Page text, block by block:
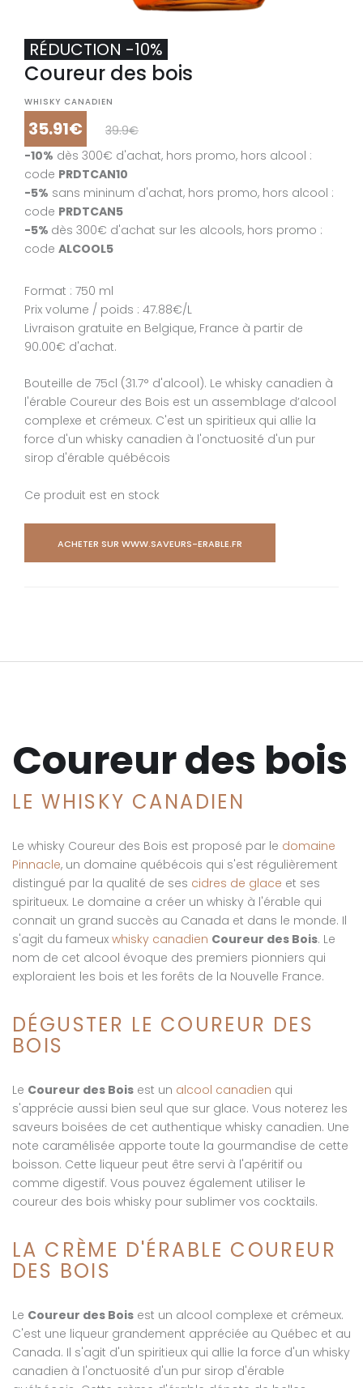
Coureur des bois
WHISKY CANADIEN
35.91€
39.9€
-10% dès 300€ d'achat, hors promo, hors alcool :
code PRDTCAN10
-5% sans mininum d'achat, hors promo, hors alcool :
code PRDTCAN5
-5% dès 300€ d'achat sur les alcools, hors promo :
code ALCOOL5
RÉDUCTION -10%
Format : 750 ml
Prix volume / poids : 47.88€/L
Livraison gratuite en Belgique, France à partir de
90.00€ d'achat.
Bouteille de 75cl (31.7° d'alcool). Le whisky canadien à
l'érable Coureur des Bois est un assemblage d’alcool
complexe et crémeux. C'est un spiritieux qui allie la
force d'un whisky canadien à l'onctuosité d'un pur
sirop d'érable québécois
Ce produit est en stock
ACHETER SUR WWW.SAVEURS-ERABLE.FR
Coureur des Bois crème d'érable
WHISKY CANADIEN
31.41€
34.9€
-10%dès 300€ d'achat, hors promo, hors alcool : code
PRDTCAN10
-5% sans mininum d'achat, hors promo, hors alcool :
PRDTCAN5
ALCOOL5
RÉDUCTION -10%
Format : 750 ml
Prix volume / poids : 41.88€/L
d'achat.
Bouteille de 75cl (15% d'alcool). La Crème d’érable
Bois est réalisée à partir de sirop d’érable de première
Il s'agit d'un assemblage d’alcool complexe et crémeux à
Coureur des bois
LE WHISKY CANADIEN
Le whisky Coureur des Bois est proposé par le domaine
Pinnacle, un domaine québécois qui s'est régulièrement
distingué par la qualité de ses cidres de glace et ses
spiritueux. Le domaine a créer un whisky à l'érable qui
connait un grand succès au Canada et dans le monde. Il
s'agit du fameux whisky canadien Coureur des Bois. Le
nom de cet alcool évoque des premiers pionniers qui
exploraient les bois et les forêts de la Nouvelle France.
DÉGUSTER LE COUREUR DES
BOIS
Le Coureur des Bois est un alcool canadien qui
s'apprécie aussi bien seul que sur glace. Vous noterez les
saveurs boisées de cet authentique whisky canadien. Une
note caramélisée apporte toute la gourmandise de cette
boisson. Cette liqueur peut être servi à l'apéritif ou
comme digestif. Vous pouvez également utiliser le
coureur des bois whisky pour sublimer vos cocktails.
LA CRÈME D'ÉRABLE COUREUR
DES BOIS
Le Coureur des Bois est un alcool complexe et crémeux.
C'est une liqueur grandement appréciée au Québec et au
Canada. Il s'agit d'un spiritieux qui allie la force d'un whisky
canadien à l'onctuosité d'un pur sirop d'érable